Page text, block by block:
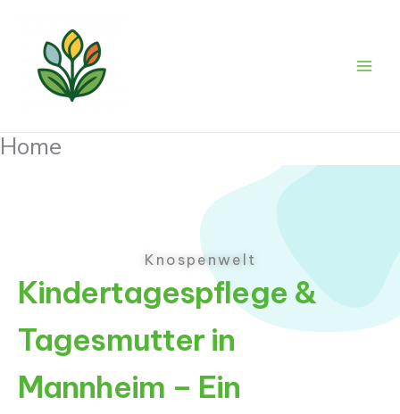
springen
Home
Knospenwelt
Kindertagespflege &
Tagesmutter in
Mannheim – Ein